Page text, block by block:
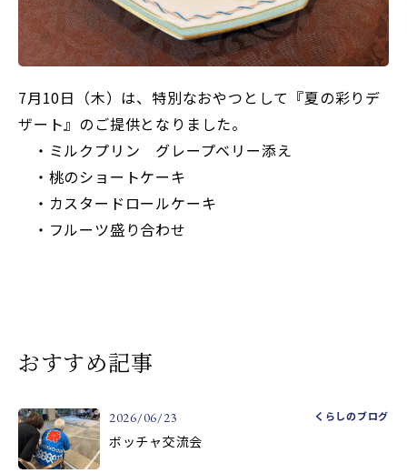
7月10日（木）は、特別なおやつとして『夏の彩りデ
ザート』のご提供となりました。
・ミルクプリン グレープベリー添え
・桃のショートケーキ
・カスタードロールケーキ
・フルーツ盛り合わせ
おすすめ記事
2026/06/23 くらしのブログ
ボッチャ交流会